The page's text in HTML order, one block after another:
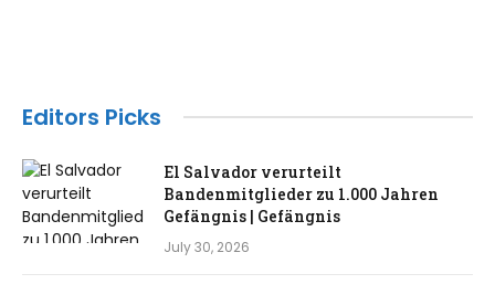
Editors Picks
El Salvador verurteilt
Bandenmitglieder zu 1.000 Jahren
Gefängnis | Gefängnis
July 30, 2026